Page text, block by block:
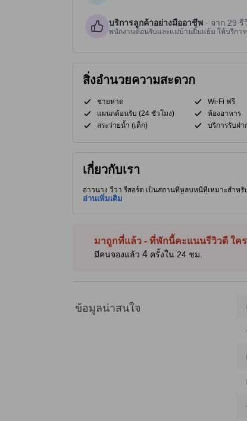
บริการลูกค้าอย่างมืออาชีพ · จาก 29 รี
พนักงานต้อนรับและแม่บ้านยิ้มแย้ม ให้บริกา
สิ่งอำนวยความสะดวก
ชายหาด Wi-Fi ฟรี
แผนกต้อนรับ (24 ชั่วโมง)
ห้องอาหาร
สระว่ายน้ำ (เด็ก)
บริการรับฝา
เกี่ยวกับเรา
อ่าวนาง วีว่า รีสอร์ต เป็นสถานที่หลบหนีที่เหมาะสำห
มิตรกับครอบครัวพร้อมสไลเดอร์น้ำ และเริ่มต้นเช้าข
Muaythai ที่เป็นที่นิยม ทำให้เหมาะสำหรับนักท่องเที่
อาจมีความคลาดเคลื่อนได้]
อ่านเพิ่มเติม
มาถูกที่แล้ว - ที่พักนี้คะแนนรีวิวดี ใค
มีคนจองแล้ว 4 ครั้งใน 24 ชม.
ข้อมูลน่าสนใจ